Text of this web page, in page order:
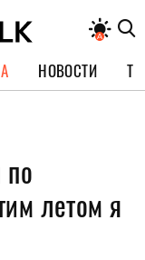
НОВОСТИ
летом я